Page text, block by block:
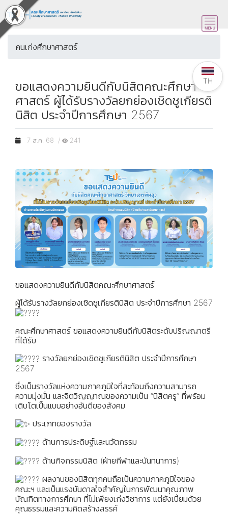
คนเก่งศึกษาศาสตร์
ขอแสดงความยินดีกับนิสิตคณะศึกษา
ศาสตร์ ผู้ได้รับรางวัลยกย่องเชิดชูเกียรติ
นิสิต ประจำปีการศึกษา 2567
7 ส.ค. 68 / 241
ขอแสดงความยินดีกับนิสิตคณะศึกษาศาสตร์
ผู้ได้รับรางวัลยกย่องเชิดชูเกียรตินิสิต ประจำปีการศึกษา 2567
คณะศึกษาศาสตร์ ขอแสดงความยินดีกับนิสิตระดับปริญญาตรี
ที่ได้รับ
รางวัลยกย่องเชิดชูเกียรตินิสิต ประจำปีการศึกษา
2567
ซึ่งเป็นรางวัลแห่งความภาคภูมิใจที่สะท้อนถึงความสามารถ
ความมุ่งมั่น และจิตวิญญาณของความเป็น “นิสิตครู” ที่พร้อม
เติบโตเป็นแบบอย่างอันดีของสังคม
ประเภทของรางวัล
ด้านการประดิษฐ์และนวัตกรรม
ด้านกิจกรรมนิสิต (ฝ่ายกีฬาและนันทนาการ)
ผลงานของนิสิตทุกคนถือเป็นความภาคภูมิใจของ
คณะฯ และเป็นแรงบันดาลใจสำคัญในการพัฒนาคุณภาพ
บัณฑิตทางการศึกษา ที่ไม่เพียงเก่งวิชาการ แต่ยังเปี่ยมด้วย
คุณธรรมและความคิดสร้างสรรค์
TH